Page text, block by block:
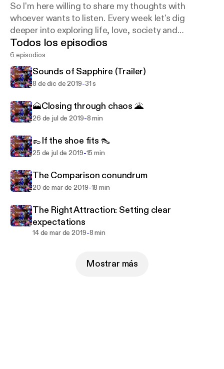
So I'm here willing to share my thoughts with
whoever wants to listen. Every week let's dig
deeper into exploring life, love, society and
philosophy. We'll take it apart and put it together
again using a fresh outlook. Enjoy!
Todos los episodios
6 episodios
Sounds of Sapphire (Trailer)
8 de dic de 2019-31 s
🗻Closing through chaos 🌋
26 de jul de 2019-8 min
👞If the shoe fits 👠
25 de jul de 2019-15 min
The Comparison conundrum
20 de mar de 2019-18 min
The Right Attraction: Setting clear
expectations
14 de mar de 2019-8 min
Mostrar más